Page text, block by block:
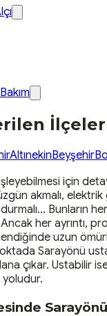
İlçeler
AltınekinBeyşehir
için
akmalı, elektrik
Bunların
her ayrıntı,
uzun
Sarayönü
çıkar. Ustabilir
yoludur.